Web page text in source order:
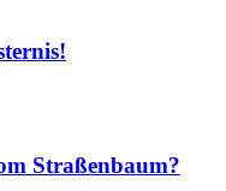
Straßenbaum?